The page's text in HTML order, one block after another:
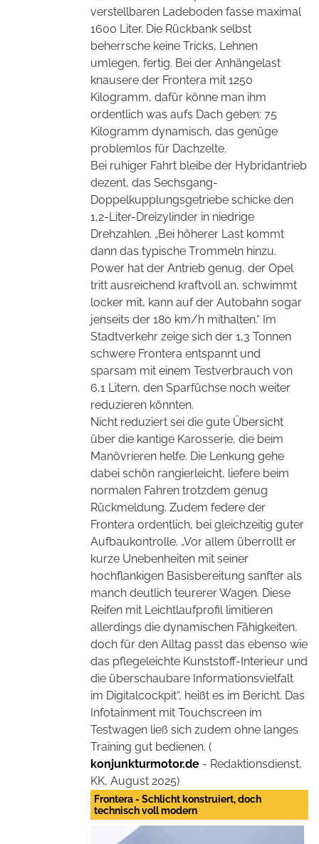
verstellbaren Ladeboden fasse maximal
1600 Liter. Die Rückbank selbst
beherrsche keine Tricks, Lehnen
umlegen, fertig. Bei der Anhängelast
knausere der Frontera mit 1250
Kilogramm, dafür könne man ihm
ordentlich was aufs Dach geben: 75
Kilogramm dynamisch, das genüge
problemlos für Dachzelte.
Bei ruhiger Fahrt bleibe der Hybridantrieb
dezent, das Sechsgang-
Doppelkupplungsgetriebe schicke den
1,2-Liter-Dreizylinder in niedrige
Drehzahlen. „Bei höherer Last kommt
dann das typische Trommeln hinzu.
Power hat der Antrieb genug, der Opel
tritt ausreichend kraftvoll an, schwimmt
locker mit, kann auf der Autobahn sogar
jenseits der 180 km/h mithalten.“ Im
Stadtverkehr zeige sich der 1,3 Tonnen
schwere Frontera entspannt und
sparsam mit einem Testverbrauch von
6,1 Litern, den Sparfüchse noch weiter
reduzieren könnten.
Nicht reduziert sei die gute Übersicht
über die kantige Karosserie, die beim
Manövrieren helfe. Die Lenkung gehe
dabei schön rangierleicht, liefere beim
normalen Fahren trotzdem genug
Rückmeldung. Zudem federe der
Frontera ordentlich, bei gleichzeitig guter
Aufbaukontrolle. „Vor allem überrollt er
kurze Unebenheiten mit seiner
hochflankigen Basisbereitung sanfter als
manch deutlich teurerer Wagen. Diese
Reifen mit Leichtlaufprofil limitieren
allerdings die dynamischen Fähigkeiten,
doch für den Alltag passt das ebenso wie
das pflegeleichte Kunststoff-Interieur und
die überschaubare Informationsvielfalt
im Digitalcockpit“, heißt es im Bericht. Das
Infotainment mit Touchscreen im
Testwagen ließ sich zudem ohne langes
Training gut bedienen. (
konjunkturmotor.de - Redaktionsdienst,
KK, August 2025)
Frontera - Schlicht konstruiert, doch
technisch voll modern